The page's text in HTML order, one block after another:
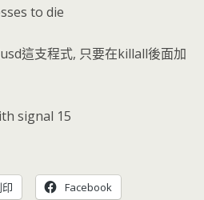
to die
這支程式, 只要在killall後面加
signal 15
Facebook